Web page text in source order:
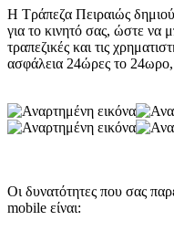
Η Τράπεζα Πειραιώς
για το κινητό σας, ώστε να
τραπεζικές και τις
ασφάλεια 24ώρες το
Οι δυνατότητες που σας
mobile είναι: